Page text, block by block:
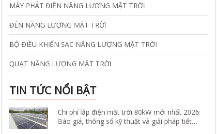
MÁY PHÁT ĐIỆN NĂNG LƯỢNG MẶT TRỜI
ĐÈN NĂNG LƯỢNG MẶT TRỜI
BỘ ĐIỀU KHIỂN SẠC NĂNG LƯỢNG MẶT TRỜI
QUẠT NĂNG LƯỢNG MẶT TRỜI
TIN TỨC NỔI BẬT
Chi phí lắp điện mặt trời 80kW mới nhất 2026:
Báo giá, thông số kỹ thuật và giải pháp tiết